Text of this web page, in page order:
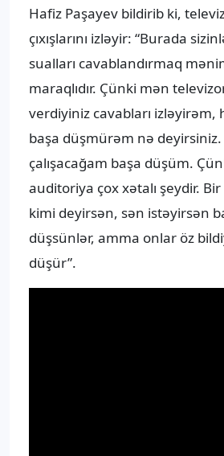
Hafiz Paşayev bildirib ki,
çıxışlarını izləyir: “Burada
sualları cavablandırmaq
maraqlıdır. Çünki mən
verdiyiniz cavabları izləyirəm,
başa düşmürəm nə
çalışacağam başa düşüm.
auditoriya çox xətalı şeydir.
kimi deyirsən, sən istəyirsən
düşsünlər, amma onlar öz
düşür”.